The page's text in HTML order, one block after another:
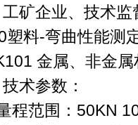
矿企业、技术
塑料-弯曲性能测
金属、非金
术参数：
程范围：50KN